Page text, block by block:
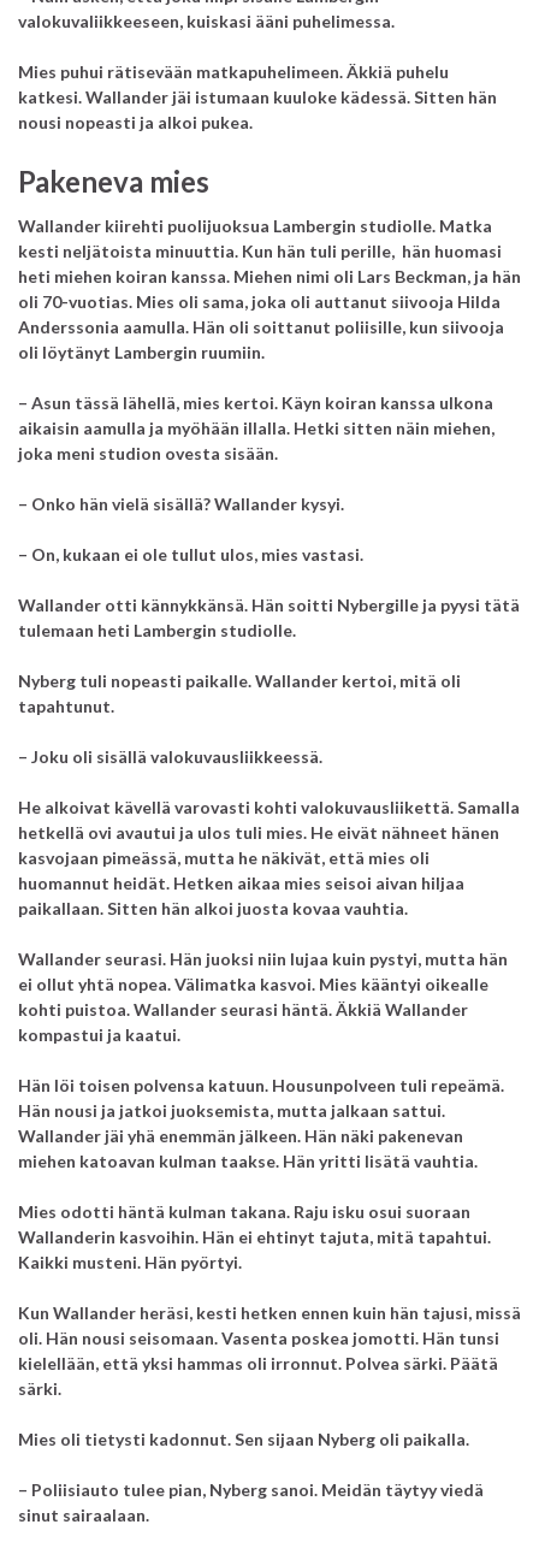
valokuvaliikkeeseen, kuiskasi ääni puhelimessa.
Mies puhui rätisevään matkapuhelimeen. Äkkiä puhelu
katkesi.Wallander jäi istumaan kuuloke kädessä.Sitten hän
nousi nopeasti ja alkoi pukea.
Pakeneva mies
Wallander kiirehti puolijuoksua Lambergin studiolle. Matka
kesti neljätoista minuuttia. Kun hän tuli perille, hän huomasi
heti miehen koiran kanssa. Miehen nimi oli Lars Beckman, ja hän
oli 70-vuotias. Mies oli sama, joka oli auttanut siivooja Hilda
Anderssonia aamulla. Hän oli soittanut poliisille, kun siivooja
oli löytänyt Lambergin ruumiin.
– Asun tässä lähellä, mies kertoi. Käyn koiran kanssa ulkona
aikaisin aamulla ja myöhään illalla. Hetki sitten näin miehen,
joka meni studion ovesta sisään.
– Onko hän vielä sisällä? Wallander kysyi.
– On, kukaan ei ole tullut ulos, mies vastasi.
Wallander otti kännykkänsä. Hän soitti Nybergille ja pyysi tätä
tulemaan heti Lambergin studiolle.
Nyberg tuli nopeasti paikalle. Wallander kertoi, mitä oli
tapahtunut.
– Joku oli sisällä valokuvausliikkeessä.
He alkoivat kävellä varovasti kohti valokuvausliikettä. Samalla
hetkellä ovi avautui ja ulos tuli mies. He eivät nähneet hänen
kasvojaan pimeässä, mutta he näkivät, että mies oli
huomannut heidät. Hetken aikaa mies seisoi aivan hiljaa
paikallaan.Sitten hän alkoi juosta kovaa vauhtia.
Wallander seurasi. Hän juoksi niin lujaa kuin pystyi, mutta hän
ei ollut yhtä nopea. Välimatka kasvoi. Mies kääntyi oikealle
kohti puistoa. Wallander seurasi häntä.Äkkiä Wallander
kompastui ja kaatui.
Hän löi toisen polvensa katuun. Housunpolveen tuli repeämä.
Hän nousi ja jatkoi juoksemista, mutta jalkaan sattui.
Wallander jäi yhä enemmän jälkeen. Hän näki pakenevan
miehen katoavan kulman taakse. Hän yritti lisätä vauhtia.
Mies odotti häntä kulman takana. Raju isku osui suoraan
Wallanderin kasvoihin. Hän ei ehtinyt tajuta, mitä tapahtui.
Kaikki musteni. Hän pyörtyi.
Kun Wallander heräsi, kesti hetken ennen kuin hän tajusi, missä
oli. Hän nousi seisomaan. Vasenta poskea jomotti. Hän tunsi
kielellään, että yksi hammas oli irronnut. Polvea särki. Päätä
särki.
Mies oli tietysti kadonnut. Sen sijaan Nyberg oli paikalla.
– Poliisiauto tulee pian, Nyberg sanoi. Meidän täytyy viedä
sinut sairaalaan.